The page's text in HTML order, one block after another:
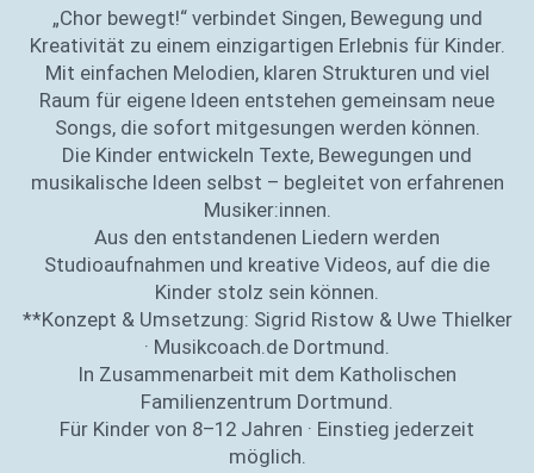
„Chor bewegt!“ verbindet Singen, Bewegung und
Kreativität zu einem einzigartigen Erlebnis für Kinder.
Mit einfachen Melodien, klaren Strukturen und viel
Raum für eigene Ideen entstehen gemeinsam neue
Songs, die sofort mitgesungen werden können.
Die Kinder entwickeln Texte, Bewegungen und
musikalische Ideen selbst – begleitet von erfahrenen
Musiker:innen.
Aus den entstandenen Liedern werden
Studioaufnahmen und kreative Videos, auf die die
Kinder stolz sein können.
**Konzept & Umsetzung: Sigrid Ristow & Uwe Thielker
· Musikcoach.de Dortmund.
In Zusammenarbeit mit dem Katholischen
Familienzentrum Dortmund.
Für Kinder von 8–12 Jahren · Einstieg jederzeit
möglich.